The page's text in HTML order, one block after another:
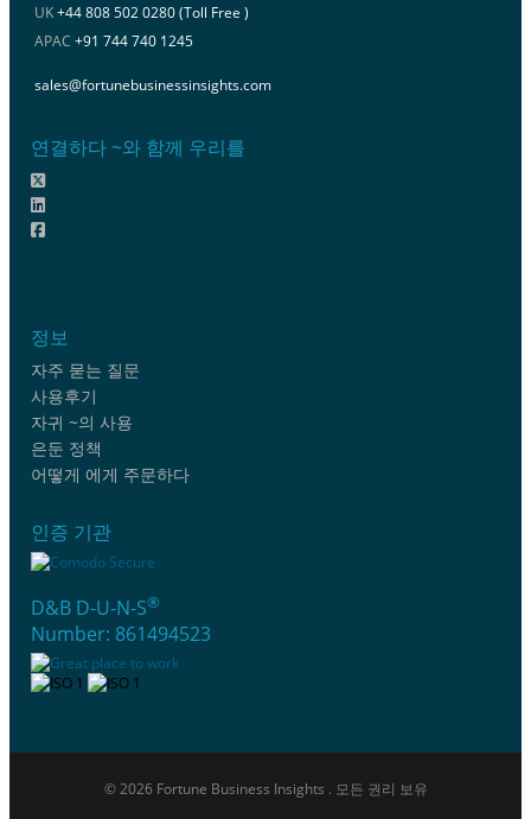
UK+44 808 502 0280 (Toll Free )
APAC +91 744 740 1245
sales@fortunebusinessinsights.com
연결하다 ~와 함께 우리를
정보
자주 묻는 질문
사용후기
자귀 ~의 사용
은둔 정책
어떻게 에게 주문하다
인증 기관
D&B D-U-N-S®
Number: 861494523
© 2026 Fortune Business Insights . 모든 권리 보유